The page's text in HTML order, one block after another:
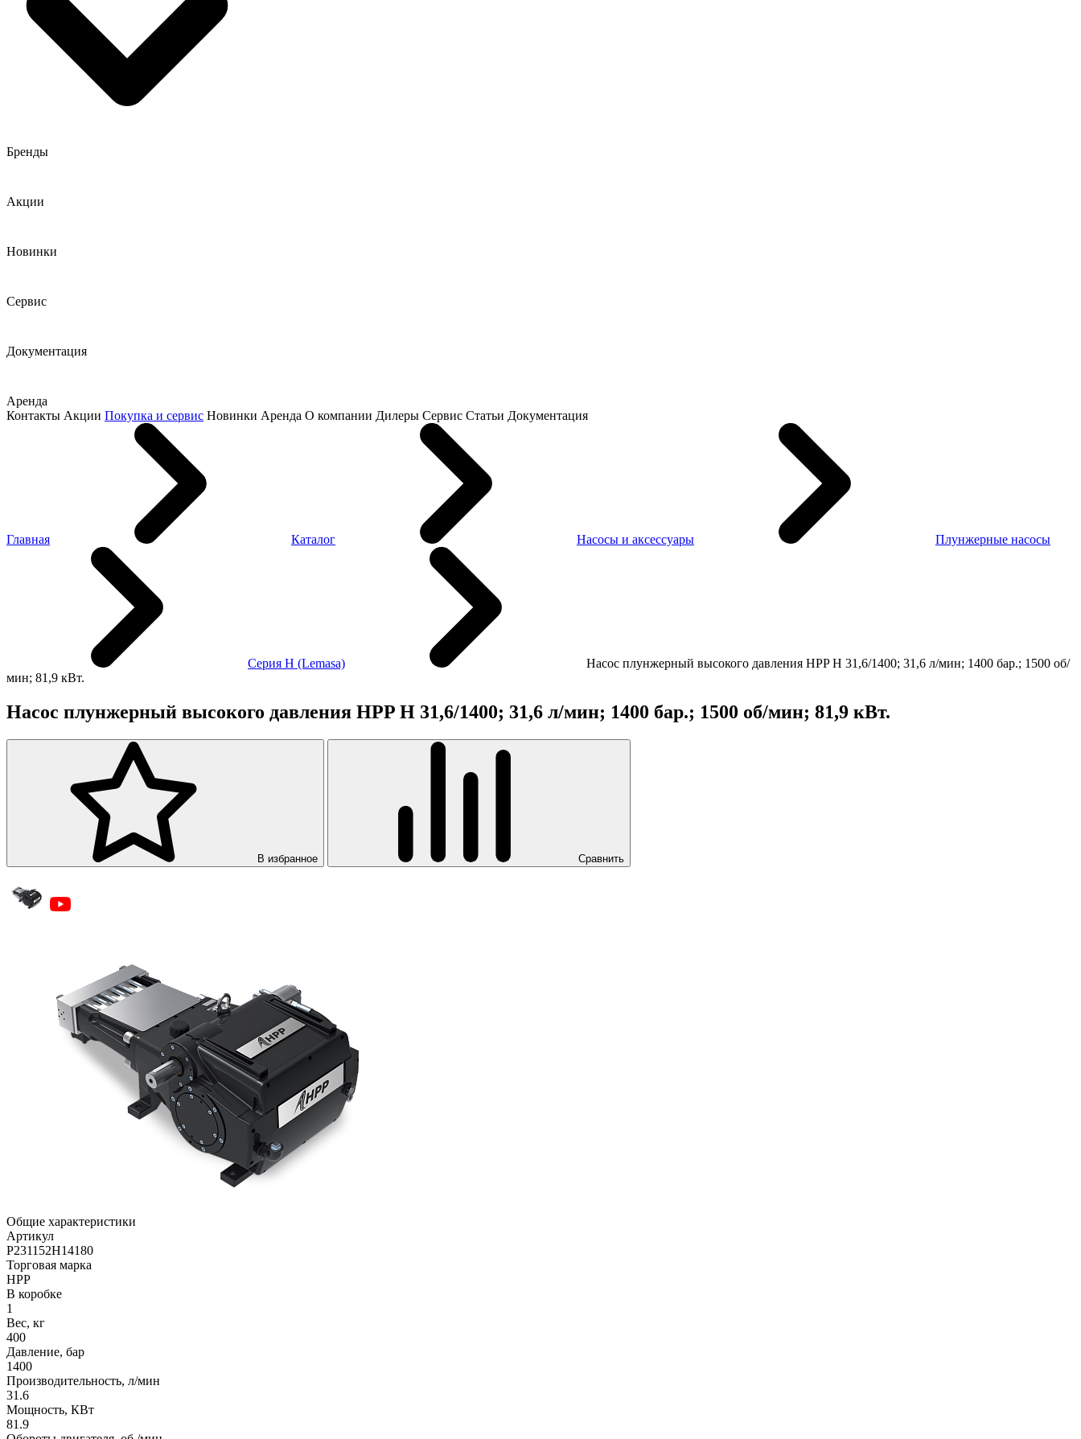
Бренды
Акции
Новинки
Сервис
Документация
Аренда
Контакты Акции Покупка и сервис Новинки Аренда О компании Дилеры Сервис Статьи Документация
Главная Каталог Насосы и аксессуары Плунжерные насосы
Серия H (Lemasa)
Насос плунжерный высокого давления HPP H 31,6/1400; 31,6 л/мин; 1400 бар.; 1500 об/
мин; 81,9 кВт.
Насос плунжерный высокого давления HPP H 31,6/1400; 31,6 л/мин; 1400 бар.; 1500 об/мин; 81,9 кВт.
В избранное Сравнить
Общие характеристики
Артикул
P231152H14180
Торговая марка
HPP
В коробке
1
Вес, кг
400
Давление, бар
1400
Производительность, л/мин
31.6
Мощность, КВт
81.9